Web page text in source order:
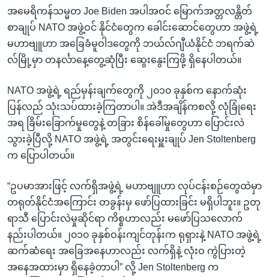
ကျော်
ရန်
အမေရိကန်သမ္မတ Joe Biden အပါအဝင် မြောက်အတ္တလန္တိတ်
စာချုပ် NATO အဖွဲ့ဝင် နိုင်ငံတွေက ခေါင်းဆောင်တွေဟာ အဖွဲ့ရဲ့
မဟာဗျူဟာ အခြေခံမူဝါဒတွေကို ဘယ်လ်ဂျီယံနိုင်ငံ ဘရက်ဆဲ
လ်မြို့မှာ တနင်္လာနေ့တွေ့ဆုံပြီး ဆွေးနွေးကြဖို့ ရှိနေပါတယ်။
NATO အဖွဲ့ရဲ့ ရည်မှန်းချက်တွေကို ၂၀၁၀ ခုနှစ်က နောက်ဆုံး
ပြန်လည် သုံးသပ်ထားခဲ့ကြတာပါ။ အဲဒီအချိန်ကစလို့ လုံခြုံရေး
အရ ခြိမ်းခြောက်မှုတွေနဲ့ တခြား စိန်ခေါ်မှုတွေဟာ ပြောင်းလဲ
သွားခဲ့ပြီလို့ NATO အဖွဲ့ရဲ့ အတွင်းရေးမှူးချုပ် Jen Stoltenberg
က ပြောပါတယ်။
“ဥပမာအားဖြင့် လက်ရှိအဖွဲ့ရဲ့ မဟာဗျူဟာ လုပ်ငန်းစဉ်တွေထဲမှာ
တရုတ်နိုင်ငံအကြောင်း တခွန်းမှ ဖော်ပြထားခြင်း မရှိပါဘူး။ ဥတု
ရာသီ ပြောင်းလဲမှုဆိုင်ရာ ကိစ္စဟာလည်း မဖော်ပြသလောက်
နည်းပါတယ်။ ၂၀၁၀ ခုနှစ်ဝန်းကျင်တုန်းက ရုရှားနဲ့ NATO အဖွဲ့ရဲ့
ဆက်ဆံရေး အခြေအနေဟာလည်း လက်ရှိနဲ့ လုံးဝ ကွဲပြားတဲ့
အနေအထားမှာ ရှိနေခဲ့တာပါ” လို့ Jen Stoltenberg က